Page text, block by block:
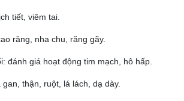
tiết, viêm tai.
răng, nha chu, răng gãy.
đánh giá hoạt động tim mạch, hô hấp.
gan, thận, ruột, lá lách, dạ dày.